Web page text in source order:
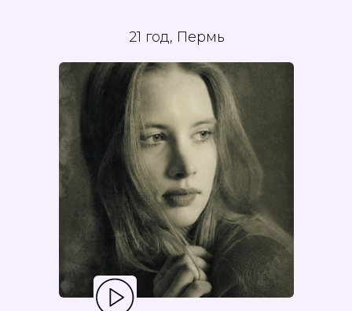
21 год, Пермь